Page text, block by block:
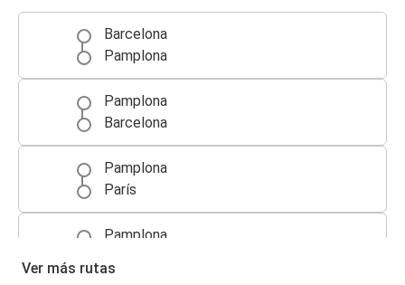
Barcelona
Pamplona
Pamplona
Barcelona
Pamplona
París
Pamplona
Ver más rutas